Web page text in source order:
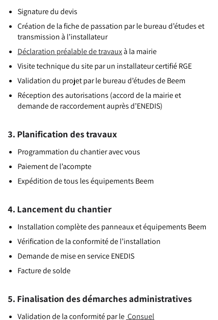
Signature du devis
Création de la fiche de passation par le bureau d’études et
transmission à l’installateur
Déclaration préalable de travauxà la mairie
Visite technique du site par un installateur certifié RGE
Validation du projet par le bureau d’études de Beem
Réception des autorisations (accord de la mairie et
demande de raccordement auprès d’ENEDIS)
3. Planification des travaux
Programmation du chantier avec vous
Paiement de l’acompte
Expédition de tous les équipements Beem
4. Lancement du chantier
Installation complète des panneaux et équipements Beem
Vérification de la conformité de l’installation
Demande de mise en service ENEDIS
Facture de solde
5. Finalisation des démarches administratives
Validation de la conformité par le Consuel